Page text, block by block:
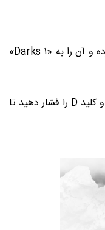
۴ – بر روی نام جدید کانال دابل کلیک کرده و آن را به «Darks ۱»
۵ – کلید Ctrl/Cmd را پایین نگه داشته و کلید D را فشار دهید تا